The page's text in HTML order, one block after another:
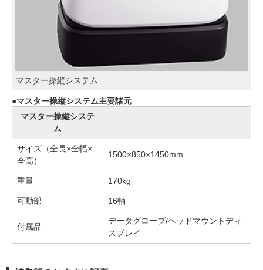
マスター操縦システム
マスター操縦システム主要諸元
マスター操縦システ
ム
サイズ（全長×全幅×
全高）
1500×850×1450mm
重量 170kg
可動部 16軸
付属品
データグローブ/ヘッドマウントディ
スプレイ